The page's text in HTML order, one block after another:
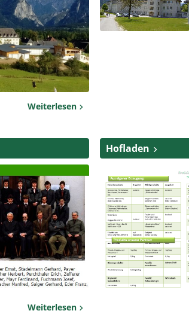
Weiterlesen
Weiterlesen
Hofladen